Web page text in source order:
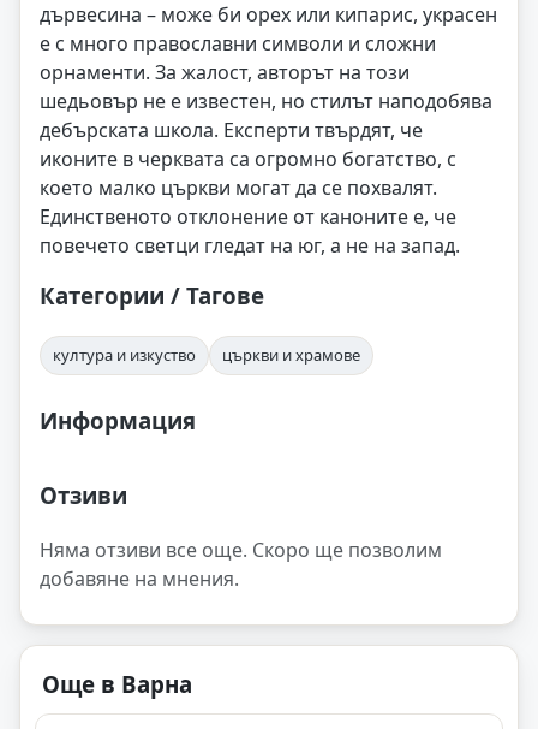
дървесина – може би орех или кипарис, украсен
е с много православни символи и сложни
орнаменти. За жалост, авторът на този
шедьовър не е известен, но стилът наподобява
дебърската школа. Експерти твърдят, че
иконите в черквата са огромно богатство, с
което малко църкви могат да се похвалят.
Единственото отклонение от каноните е, че
повечето светци гледат на юг, а не на запад.
Категории / Тагове
култура и изкуство църкви и храмове
Информация
Отзиви
Няма отзиви все още. Скоро ще позволим
добавяне на мнения.
Още в Варна